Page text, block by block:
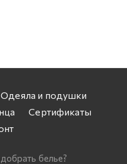
Одеяла и подушки
Сертификаты
белье?